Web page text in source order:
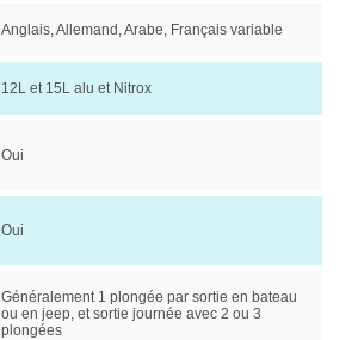
Anglais, Allemand, Arabe, Français variable
12L et 15L alu et Nitrox
Oui
Oui
Généralement 1 plongée par sortie en bateau
ou en jeep, et sortie journée avec 2 ou 3
plongées